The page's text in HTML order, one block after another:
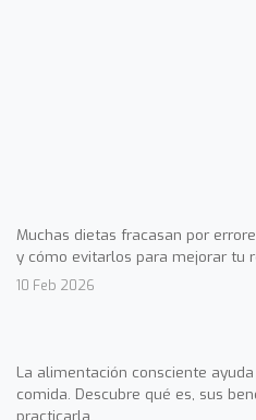
Muchas dietas fracasan por
y cómo evitarlos para mejorar tu
10 Feb 2026
La alimentación consciente
comida. Descubre qué es, sus
practicarla.